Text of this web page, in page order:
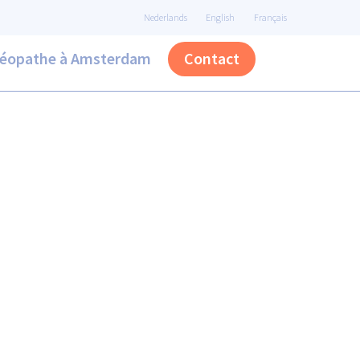
Nederlands English Français
à Amsterdam Contact